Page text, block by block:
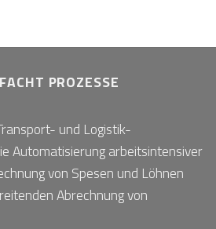
PROZESSE
und Logistik-
Automatisierung arbeitsintensiver
von Spesen und Löhnen
Abrechnung von